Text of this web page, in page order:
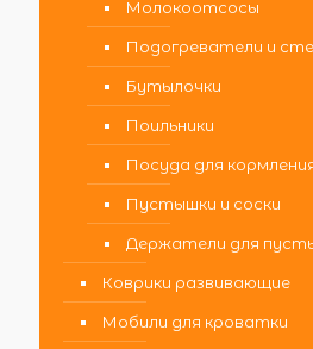
Молокоотсосы
Подогреватели и
Бутылочки
Поильники
Посуда для
Пустышки и соски
Держатели для
Коврики развивающие
Мобили для кроватки